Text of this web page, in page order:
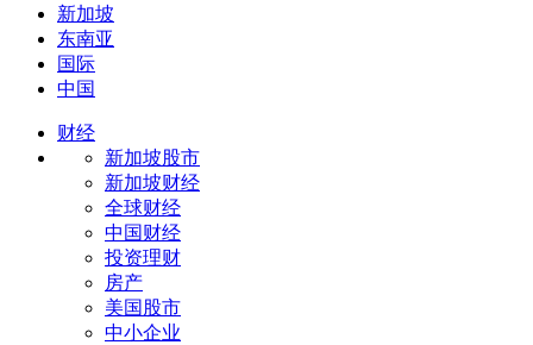
新加坡
东南亚
国际
中国
财经
新加坡股市
新加坡财经
全球财经
中国财经
投资理财
房产
美国股市
中小企业